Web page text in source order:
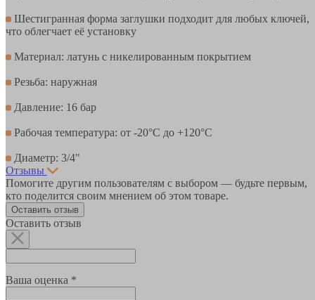
Шестигранная форма заглушки подходит для любых ключей,
что облегчает её установку
Материал: латунь с никелированным покрытием
Резьба: наружная
Давление: 16 бар
Рабочая температура: от -20°С до +120°С
Диаметр: 3/4"
Отзывы
Помогите другим пользователям с выбором — будьте первым,
кто поделится своим мнением об этом товаре.
Оставить отзыв
Оставить отзыв
Ваша оценка *